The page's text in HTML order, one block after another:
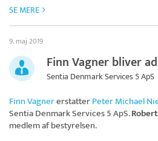
SE MERE
9. maj 2019
Finn Vagner bliver
Sentia Denmark Services 5 ApS
Finn VagnererstatterPeter Michael
Sentia Denmark Services 5 ApS.
medlem af bestyrelsen.